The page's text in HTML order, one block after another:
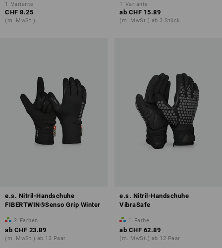
1 Variante
CHF 8.25
(m. MwSt.)
1 Variante
ab CHF 15.89
(m. MwSt.) ab 3 Stück
e.s. Nitril-Handschuhe
FIBERTWIN®Senso Grip Winter
2 Farben
ab CHF 23.89
(m. MwSt.) ab 12 Paar
e.s. Nitril-Handschuhe
VibraSafe
1 Farbe
ab CHF 62.89
(m. MwSt.) ab 12 Paar